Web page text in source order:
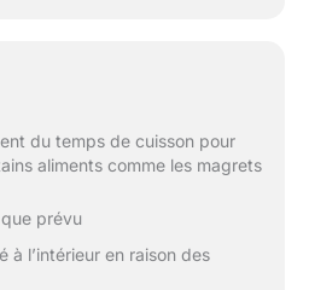
du temps de cuisson pour
aliments comme les magrets
prévu
l’intérieur en raison des